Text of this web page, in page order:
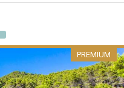
PREMIUM